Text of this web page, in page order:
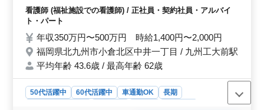
す。笑顔で暮らす社会を目指す仲間として、一緒に働き
ませんか？
・食事、排泄補助 ・入浴の介助 ・ベッドメ
予防、蔓延の防止 ・吸引、呼吸器ケア ・レ
クリエーションの補助 〜備考〜 夜勤なし 交
通費実費支給 ぜひ今までの経験を生かして
ください◎ ご応募お待ちしております♪
看護師 (福祉施設での看護師) / 正社員・契約社員・アルバイ
ト・パート
年収350万円〜500万円 時給1,400円〜2,000円
福岡県北九州市小倉北区中井一丁目 / 九州工大前駅
平均年齢 43.6歳 / 最高年齢 62歳
50代活躍中 60代活躍中 車通勤OK
長期